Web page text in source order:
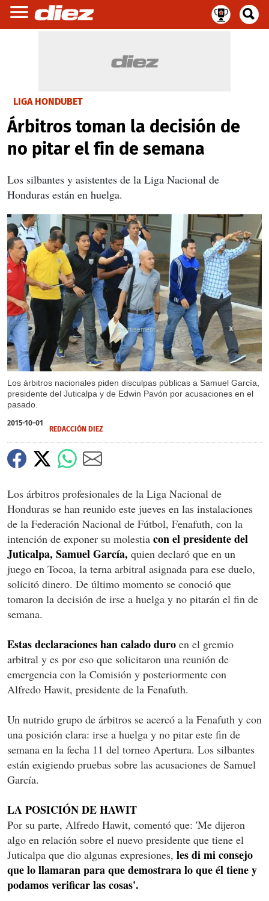
LIGA HONDUBET
Árbitros toman la decisión de
no pitar el fin de semana
Los silbantes y asistentes de la Liga Nacional de
Honduras están en huelga.
Los árbitros nacionales piden disculpas públicas a Samuel García,
presidente del Juticalpa y de Edwin Pavón por acusaciones en el
pasado.
X
2015-10-01
REDACCIÓN DIEZ
Los árbitros profesionales de la Liga Nacional de
Honduras se han reunido este jueves en las instalaciones
de la Federación Nacional de Fútbol, Fenafuth, con la
intención de exponer su molestia con el presidente del
Juticalpa, Samuel García, quien declaró que en un
juego en Tocoa, la terna arbitral asignada para ese duelo,
solicitó dinero. De último momento se conoció que
tomaron la decisión de irse a huelga y no pitarán el fin de
semana.
Estas declaraciones han calado duro en el gremio
arbitral y es por eso que solicitaron una reunión de
emergencia con la Comisión y posteriormente con
Alfredo Hawit, presidente de la Fenafuth.
Un nutrido grupo de árbitros se acercó a la Fenafuth y con
una posición clara: irse a huelga y no pitar este fin de
semana en la fecha 11 del torneo Apertura. Los silbantes
están exigiendo pruebas sobre las acusaciones de Samuel
García.
LA POSICIÓN DE HAWIT
Por su parte, Alfredo Hawit, comentó que: 'Me dijeron
algo en relación sobre el nuevo presidente que tiene el
Juticalpa que dio algunas expresiones, les di mi consejo
que lo llamaran para que demostrara lo que él tiene y
podamos verificar las cosas'.